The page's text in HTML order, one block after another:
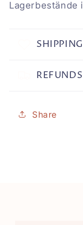
Lagerbestände
Share